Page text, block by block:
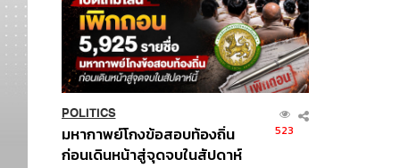
POLITICS
มหากาพย์โกงข้อสอบท้องถิ่น
ก่อนเดินหน้าสู่จุดจบในสัปดาห์
523